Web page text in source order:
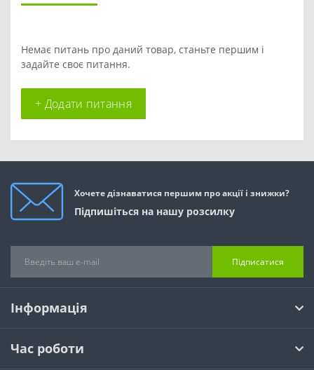
Немає питань про даний товар, станьте першим і
задайте своє питання.
+ Додати питання
Хочете дізнаватися першим про акції і знижки?
Підпишіться на нашу розсилку
Підписатися
Інформація
Час роботи